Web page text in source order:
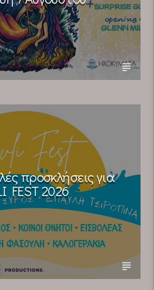
προσκλήσεις για
FEST 2026